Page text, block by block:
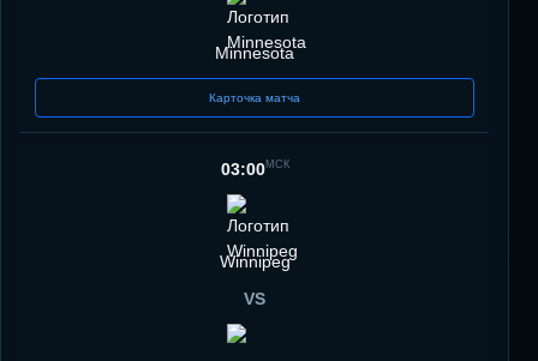
Minnesota
Карточка матча
03:00МСК
Winnipeg
VS